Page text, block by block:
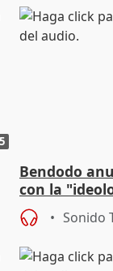
Bendodo
con la
para
Sonido